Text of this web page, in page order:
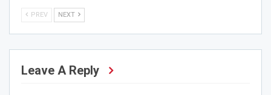
PREV NEXT
Leave A Reply